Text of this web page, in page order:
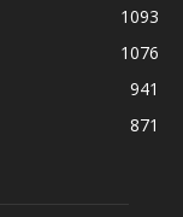
1093
1076
941
871